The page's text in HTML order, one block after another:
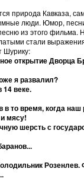
природа Кавказа,
люди. Юмор,
из этого фильма.
стали
Шурику:
открытие Дворца
я развалил?
веке.
то время, когда
мясу!
шерсть с
Розенлев.